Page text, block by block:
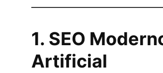
1. SEO
Artificial